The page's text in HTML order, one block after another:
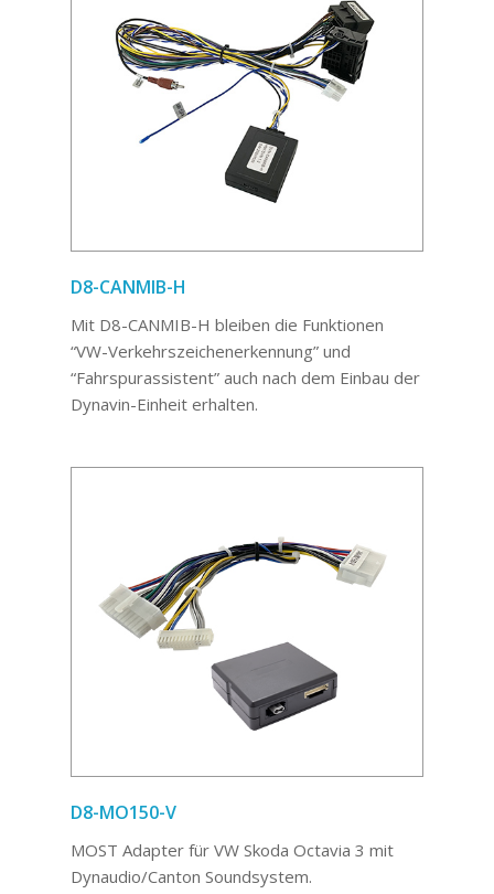
D8-CANMIB-H
Mit D8-CANMIB-H bleiben die Funktionen
“VW-Verkehrszeichenerkennung” und
“Fahrspurassistent” auch nach dem Einbau der
Dynavin-Einheit erhalten.
D8-MO150-V
MOST Adapter für VW Skoda Octavia 3 mit
Dynaudio/Canton Soundsystem.